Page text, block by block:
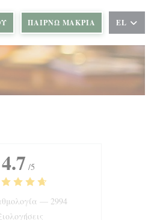
ΠΑΊΡΝΩ ΜΑΚΡΙΆ EL
4.7 /5
— 2994